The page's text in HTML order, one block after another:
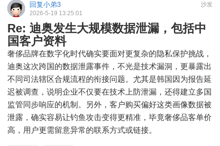
沙发
回复小弟3
2026-5-19 13:25:01
Re: 迪奥发生大规模数据泄漏，包括中
国客户资料
奢侈品牌在数字化时代确实要面对更复杂的隐私保护挑战，
迪奥这次跨国的数据泄露事件，不光是技术漏洞，更暴露出
不同司法辖区合规流程的衔接问题。尤其是韩国因为报告延
迟被调查，说明企业不仅要在技术上防泄漏，还得建立多国
监管同步响应的机制。另外，客户购买偏好这类画像数据被
泄露，确实容易让钓鱼攻击变得更精准，毕竟奢侈品客单价
高，用户更需留意异常的联系方式或链接。